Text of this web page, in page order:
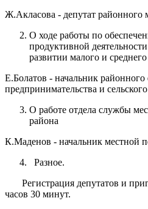
Ж.Акласова - депутат районного
О ходе работы по
продуктивной
развитии малого и
Е.Болатов - начальник районного
предпринимательства и
О работе отдела службы
района
К.Маденов - начальник местной
Разное.
Регистрация депутатов и
часов 30 минут.